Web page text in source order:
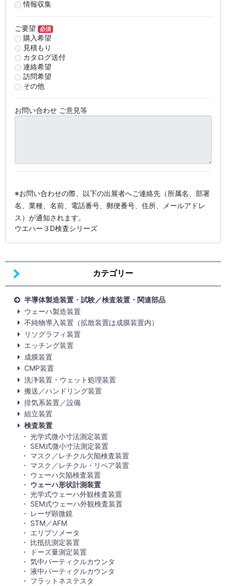
カテゴリー
半導体製造装置・試験／検査装置・関連部品
ウェーハ製造装置
不純物導入装置（拡散装置は成膜装置内）
リソグラフィ装置
エッチング装置
成膜装置
CMP装置
洗浄装置・ウェット処理装置
搬送／ハンドリング装置
排気系装置／設備
組立装置
検査装置
光学式微小寸法測定装置
SEM式微小寸法測定装置
マスク／レチクル欠陥検査装置
マスク／レチクル・リペア装置
ウェーハ欠陥検査装置
ウェーハ形状計測装置
光学式ウェーハ外観検査装置
SEM式ウェーハ外観検査装置
レーザ顕微鏡
STM／AFM
エリプソメータ
比抵抗測定装置
ドーズ量測定装置
気中パーティクルカウンタ
液中パーティクルカウンタ
フラットネステスタ
情報収集
ご要望 必須
購入希望
見積もり
カタログ送付
連絡希望
訪問希望
その他
お問い合わせ ご意見等
※お問い合わせの際、以下の出展者へご連絡先（所属名、部署
名、業種、名前、電話番号、郵便番号、住所、メールアドレ
ス）が通知されます。
ウエハー３D検査シリーズ